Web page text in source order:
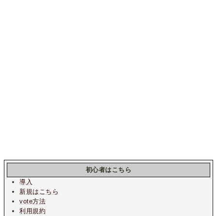
初心者はこちら
導入
新規はこちら
vote方法
利用規約